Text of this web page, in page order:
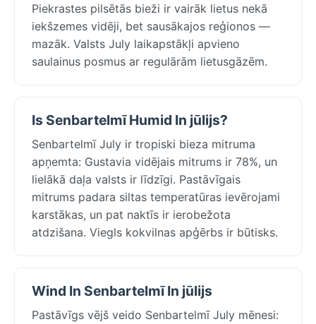
Piekrastes pilsētās bieži ir vairāk lietus nekā
iekšzemes vidēji, bet sausākajos reģionos —
mazāk. Valsts July laikapstākļi apvieno
saulainus posmus ar regulārām lietusgāzēm.
Is Senbartelmī Humid In jūlijs?
Senbartelmī July ir tropiski bieza mitruma
apņemta: Gustavia vidējais mitrums ir 78%, un
lielākā daļa valsts ir līdzīgi. Pastāvīgais
mitrums padara siltas temperatūras ievērojami
karstākas, un pat naktīs ir ierobežota
atdzišana. Viegls kokvilnas apģērbs ir būtisks.
Wind In Senbartelmī In jūlijs
Pastāvīgs vējš veido Senbartelmī July mēnesi: